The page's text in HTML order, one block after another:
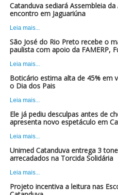
Catanduva sediará Assembleia
encontro em Jaguariúna
Leia mais...
São José do Rio Preto recebe o
paulista com apoio da FAMERP,
Leia mais...
Boticário estima alta de 45% em
o Dia dos Pais
Leia mais...
Ele já pediu desculpas antes de
apresenta novo espetáculo em
Leia mais...
Unimed Catanduva entrega 3
arrecadados na Torcida Solidária
Leia mais...
Projeto incentiva a leitura nas